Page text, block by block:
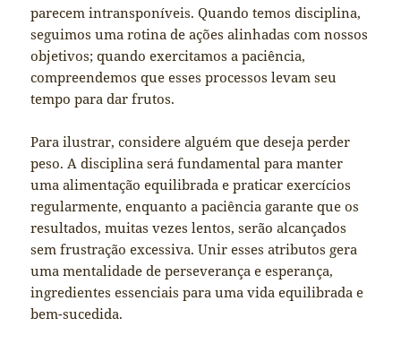
parecem intransponíveis. Quando temos disciplina,
seguimos uma rotina de ações alinhadas com nossos
objetivos; quando exercitamos a paciência,
compreendemos que esses processos levam seu
tempo para dar frutos.
Para ilustrar, considere alguém que deseja perder
peso. A disciplina será fundamental para manter
uma alimentação equilibrada e praticar exercícios
regularmente, enquanto a paciência garante que os
resultados, muitas vezes lentos, serão alcançados
sem frustração excessiva. Unir esses atributos gera
uma mentalidade de perseverança e esperança,
ingredientes essenciais para uma vida equilibrada e
bem-sucedida.